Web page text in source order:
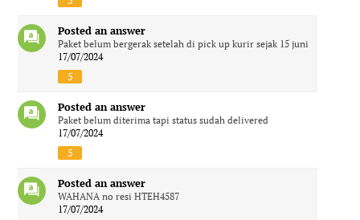
Posted an answer
Paket belum bergerak setelah di pick up kurir sejak 15 juni
17/07/2024
5
Posted an answer
Paket belum diterima tapi status sudah delivered
17/07/2024
5
Posted an answer
WAHANA no resi HTEH4587
17/07/2024